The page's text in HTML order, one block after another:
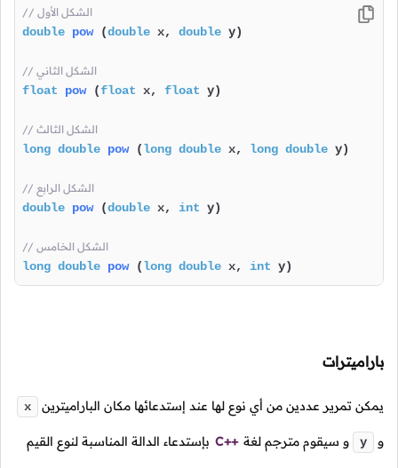
// الشكل الأول
double pow (double x, double y)
// الشكل الثاني
float pow (float x, float y)
// الشكل الثالث
long double pow (long double x, long double y)
// الشكل الرابع
double pow (double x, int y)
// الشكل الخامس
long double pow (long double x, int y)
باراميترات
يمكن تمرير عددين من أي نوع لها عند إستدعائها مكان الباراميترين x
و y و سيقوم مترجم لغة C++ بإستدعاء الدالة المناسبة لنوع القيم